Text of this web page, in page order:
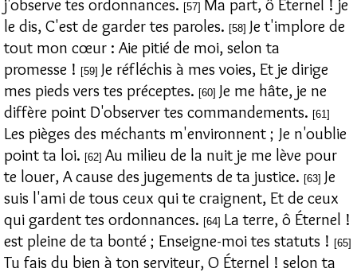
j'observe tes ordonnances. [57] Ma part, ô Éternel ! je
le dis, C'est de garder tes paroles. [58] Je t'implore de
tout mon cœur : Aie pitié de moi, selon ta
promesse ! [59] Je réfléchis à mes voies, Et je dirige
mes pieds vers tes préceptes. [60] Je me hâte, je ne
diffère point D'observer tes commandements. [61]
Les pièges des méchants m'environnent ; Je n'oublie
point ta loi. [62] Au milieu de la nuit je me lève pour
te louer, A cause des jugements de ta justice. [63] Je
suis l'ami de tous ceux qui te craignent, Et de ceux
qui gardent tes ordonnances. [64] La terre, ô Éternel !
est pleine de ta bonté ; Enseigne-moi tes statuts ! [65]
Tu fais du bien à ton serviteur, O Éternel ! selon ta